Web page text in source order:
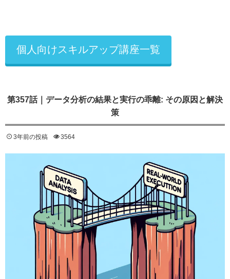
個人向けスキルアップ講座一覧
第357話｜データ分析の結果と実行の乖離: その原因と解決
策
3年前の投稿 3564